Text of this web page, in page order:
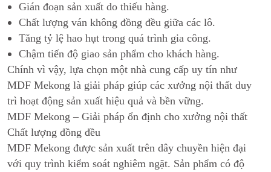
Gián đoạn sản xuất do thiếu hàng.
Chất lượng ván không đồng đều giữa các lô.
Tăng tỷ lệ hao hụt trong quá trình gia công.
Chậm tiến độ giao sản phẩm cho khách hàng.
Chính vì vậy, lựa chọn một nhà cung cấp uy tín như
MDF Mekong là giải pháp giúp các xưởng nội thất duy
trì hoạt động sản xuất hiệu quả và bền vững.
MDF Mekong – Giải pháp ổn định cho xưởng nội thất
Chất lượng đồng đều
MDF Mekong được sản xuất trên dây chuyền hiện đại
với quy trình kiểm soát nghiêm ngặt. Sản phẩm có độ